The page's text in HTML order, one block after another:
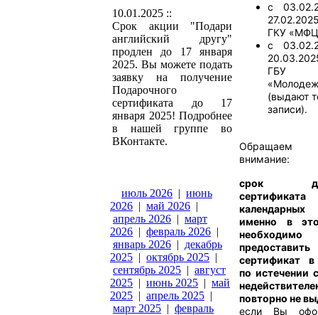
10.01.2025 ::
Срок акции "Подари
английский другу"
продлен до 17 января
2025. Вы можете подать
заявку на получение
Подарочного
сертификата до 17
января 2025! Подробнее
в нашей группе во
ВКонтакте.
июль 2026 | июнь
2026 | май 2026 |
апрель 2026 | март
2026 | февраль 2026 |
январь 2026 | декабрь
2025 | октябрь 2025 |
сентябрь 2025 | август
2025 | июнь 2025 | май
2025 | апрель 2025 |
март 2025 | февраль
с
ГКУ
с
ГБУ
(выдают
записи).
внимание:
срок
именно в
необходимо
предоставить
сертификат в
по истечении
повторно не
если Вы